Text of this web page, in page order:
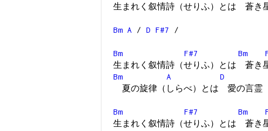
生まれく叙情詩（せりふ）とは 蒼き
Bm A / D F#7 /
Bm F#7 Bm
生まれく叙情詩（せりふ）とは 蒼き
Bm
A D
夏の旋律（しらべ）とは 愛の言霊（
Bm F#7 Bm
生まれく叙情詩（せりふ）とは 蒼き